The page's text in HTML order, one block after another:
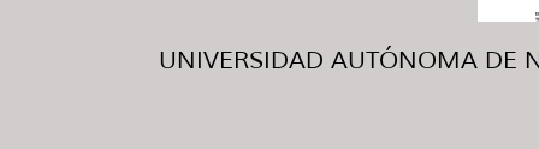
UNIVERSIDAD AUTÓNOMA DE